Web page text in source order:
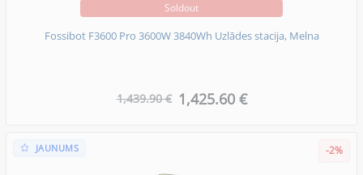
Soldout
Fossibot F3600 Pro 3600W 3840Wh Uzlādes stacija, Melna
1,439.90 € 1,425.60 €
JAUNUMS -2%